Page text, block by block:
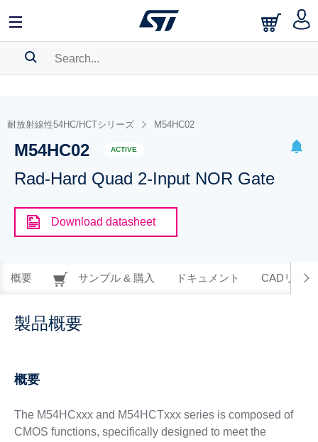
BOOKMARK
Please log into show your saved searches.
耐放射線性54HC/HCTシリーズ M54HC02
M54HC02 ACTIVE
Rad-Hard Quad 2-Input NOR Gate
Download datasheet
概要 サンプル & 購入 ドキュメント CADリソー
製品概要
概要
The M54HCxxx and M54HCTxxx series is composed of
CMOS functions, specifically designed to meet the